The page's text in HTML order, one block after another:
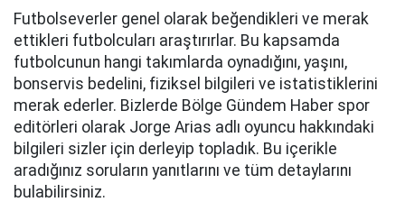
Futbolseverler genel olarak beğendikleri ve merak
ettikleri futbolcuları araştırırlar. Bu kapsamda
futbolcunun hangi takımlarda oynadığını, yaşını,
bonservis bedelini, fiziksel bilgileri ve istatistiklerini
merak ederler. Bizlerde Bölge Gündem Haber spor
editörleri olarak Jorge Arias adlı oyuncu hakkındaki
bilgileri sizler için derleyip topladık. Bu içerikle
aradığınız soruların yanıtlarını ve tüm detaylarını
bulabilirsiniz.